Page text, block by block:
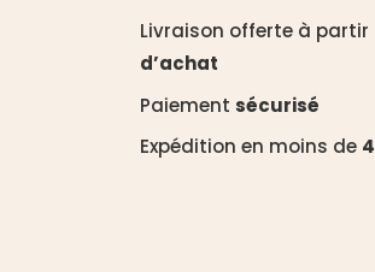
Livraison offerte à partir
d’achat
Paiement sécurisé
Expédition en moins de